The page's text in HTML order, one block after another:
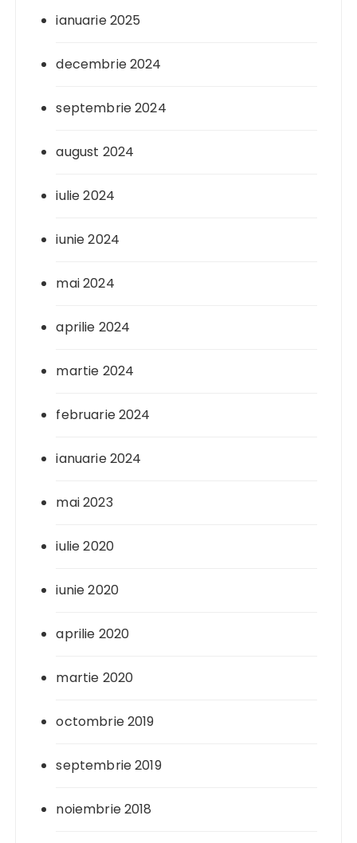
ianuarie 2025
decembrie 2024
septembrie 2024
august 2024
iulie 2024
iunie 2024
mai 2024
aprilie 2024
martie 2024
februarie 2024
ianuarie 2024
mai 2023
iulie 2020
iunie 2020
aprilie 2020
martie 2020
octombrie 2019
septembrie 2019
noiembrie 2018